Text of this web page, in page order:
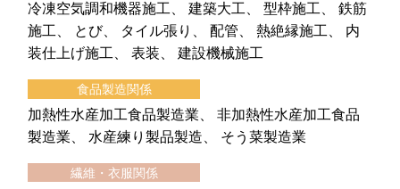
冷凍空気調和機器施工 建築大工 型枠施工
鉄筋
施工
とび タイル張り 配管 熱絶縁施工
内
装仕上げ施工
表装 建設機械施工
食品製造関係
加熱性水産加工食品製造業
非加熱性水産加工食品
製造業
水産練り製品製造 そう菜製造業
繊維・衣服関係